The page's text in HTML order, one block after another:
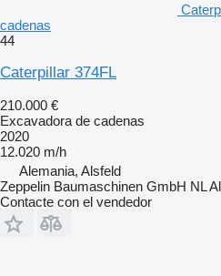
cadenas
44
Caterpillar 374FL
210.000 €
Excavadora de cadenas
2020
12.020 m/h
Alemania, Alsfeld
Zeppelin Baumaschinen GmbH NL
Contacte con el vendedor